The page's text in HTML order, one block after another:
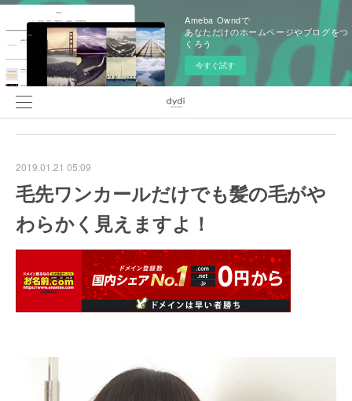
Ameba Owndで
あなただけのホームページやブログをつ
くろう
今すぐ試す
2019.01.21 05:09
毛先ワンカールだけでも髪の毛がや
わらかく見えますよ！